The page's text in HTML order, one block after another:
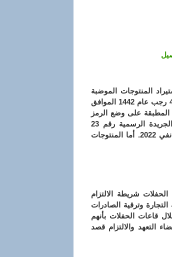
المنتوجات الموضبة
مسبقا (الغذائية وغير الغذائية)، بأن أحكام القرار الوزاري المشترك المؤرخ في 4 رجب عام 1442 الموافق
المطبقة على وضع الرمز
العمودي (كودبار) على المنتوجات الموجهة للاستهلاك البشري، الصادر في الجريدة الرسمية رقم 23
المؤرخة في 28 مارس سنة 2021، ستدخل حيز التنفيذ ابتداء من تاريخ 02 جانفي 2022. أما المنتوجات
الحفلات شريطة الالتزام
وترقية الصادرات
قاعات الحفلات بأنهم
التعهد والالتزام قصد